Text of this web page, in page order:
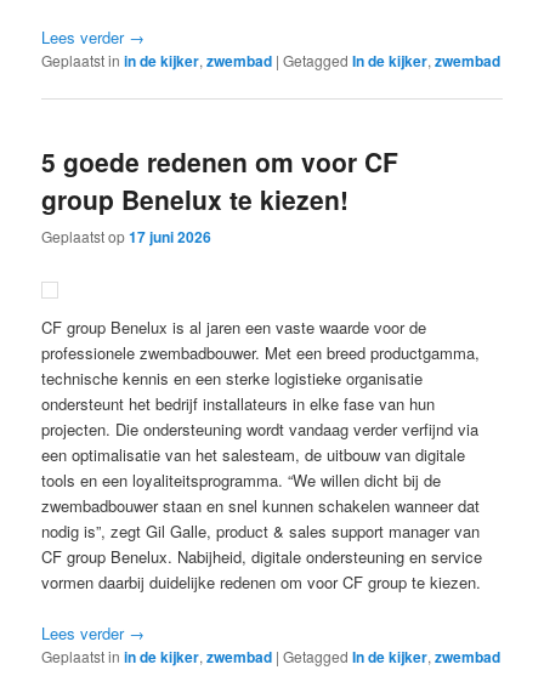
Lees verder →
Geplaatst in in de kijker,zwembad |Getagged In de kijker,zwembad
5 goede redenen om voor CF
group Benelux te kiezen!
Geplaatst op17 juni 2026
CF group Benelux is al jaren een vaste waarde voor de
professionele zwembadbouwer. Met een breed productgamma,
technische kennis en een sterke logistieke organisatie
ondersteunt het bedrijf installateurs in elke fase van hun
projecten. Die ondersteuning wordt vandaag verder verfijnd via
een optimalisatie van het salesteam, de uitbouw van digitale
tools en een loyaliteitsprogramma. “We willen dicht bij de
zwembadbouwer staan en snel kunnen schakelen wanneer dat
nodig is”, zegt Gil Galle, product & sales support manager van
CF group Benelux. Nabijheid, digitale ondersteuning en service
vormen daarbij duidelijke redenen om voor CF group te kiezen.
Lees verder →
Geplaatst in in de kijker,zwembad |Getagged In de kijker,zwembad